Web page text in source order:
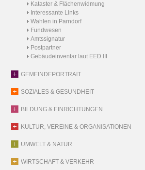
Kataster & Flächenwidmung
Interessante Links
Wahlen in Parndorf
Fundwesen
Amtssignatur
Postpartner
Gebäudeinventar laut EED III
GEMEINDEPORTRAIT
SOZIALES & GESUNDHEIT
BILDUNG & EINRICHTUNGEN
KULTUR, VEREINE & ORGANISATIONEN
UMWELT & NATUR
WIRTSCHAFT & VERKEHR